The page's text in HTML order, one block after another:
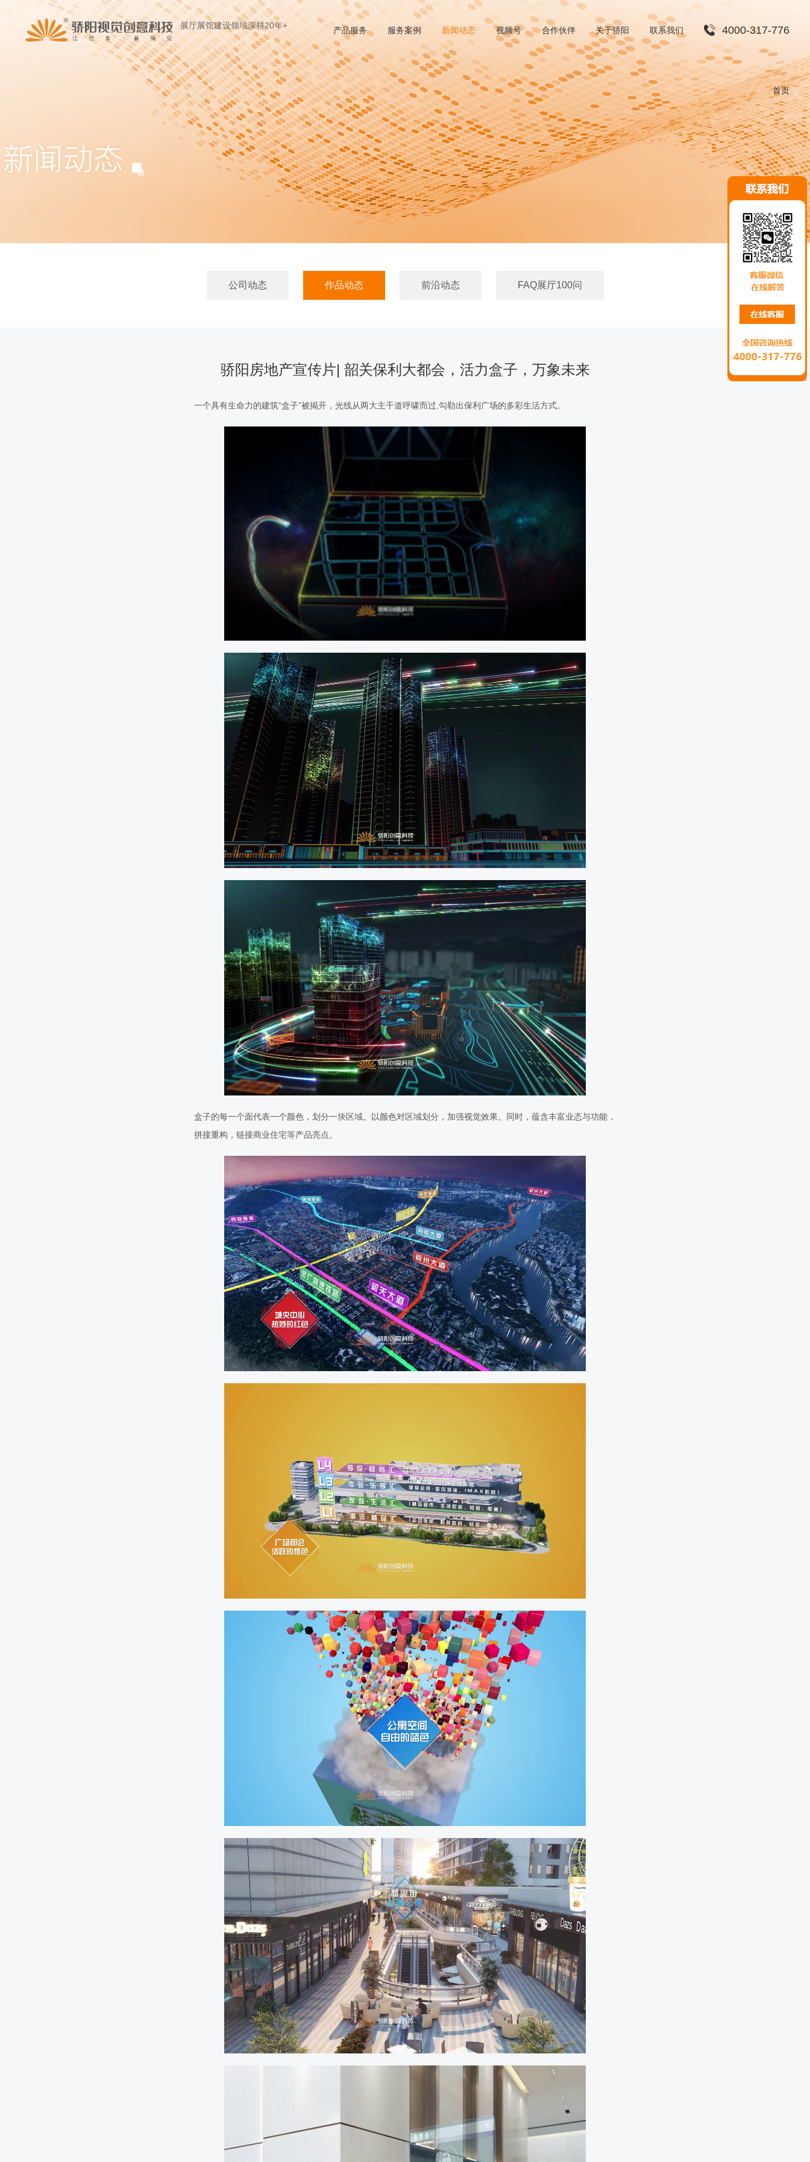
展厅展馆建设领域深耕20年+ 4000-317-776
联系我们
渠道合作
招贤纳士
关于骄阳
合作伙伴
视频号
新闻动态
服务案例
产品服务
首页
公司动态 作品动态 前沿动态 FAQ展厅100问
骄阳房地产宣传片| 韶关保利大都会，活力盒子，万象未来
一个具有生命力的建筑“盒子”被揭开，光线从两大主干道呼啸而过,勾勒出保利广场的多彩生活方式。
盒子的每一个面代表一个颜色，划分一块区域。以颜色对区域划分，加强视觉效果。同时，蕴含丰富业态与功能，
拼接重构，链接商业住宅等产品亮点。